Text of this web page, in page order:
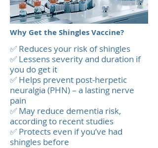
Why Get the Shingles Vaccine?
✅ Reduces your risk of shingles
✅ Lessens severity and duration if
you do get it
✅ Helps prevent post-herpetic
neuralgia (PHN) – a lasting nerve
pain
✅ May reduce dementia risk,
according to recent studies
✅ Protects even if you’ve had
shingles before